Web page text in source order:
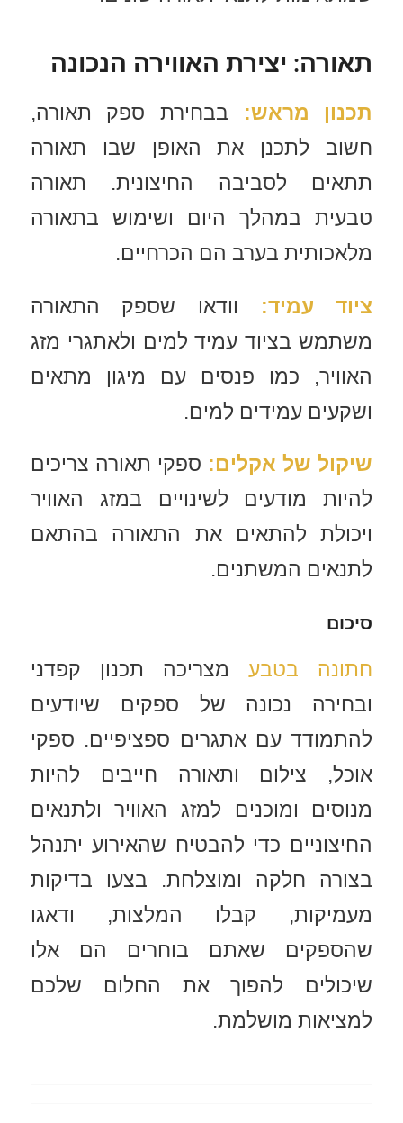
תאורה: יצירת האווירה הנכונה
תכנון מראש: בבחירת ספק תאורה,
חשוב לתכנן את האופן שבו תאורה
תתאים לסביבה החיצונית. תאורה
טבעית במהלך היום ושימוש בתאורה
מלאכותית בערב הם הכרחיים.
ציוד עמיד: וודאו שספק התאורה
משתמש בציוד עמיד למים ולאתגרי מזג
האוויר, כמו פנסים עם מיגון מתאים
ושקעים עמידים למים.
שיקול של אקלים: ספקי תאורה צריכים
להיות מודעים לשינויים במזג האוויר
ויכולת להתאים את התאורה בהתאם
לתנאים המשתנים.
סיכום
חתונה בטבע מצריכה תכנון קפדני
ובחירה נכונה של ספקים שיודעים
להתמודד עם אתגרים ספציפיים. ספקי
אוכל, צילום ותאורה חייבים להיות
מנוסים ומוכנים למזג האוויר ולתנאים
החיצוניים כדי להבטיח שהאירוע יתנהל
בצורה חלקה ומוצלחת. בצעו בדיקות
מעמיקות, קבלו המלצות, ודאגו
שהספקים שאתם בוחרים הם אלו
שיכולים להפוך את החלום שלכם
למציאות מושלמת.